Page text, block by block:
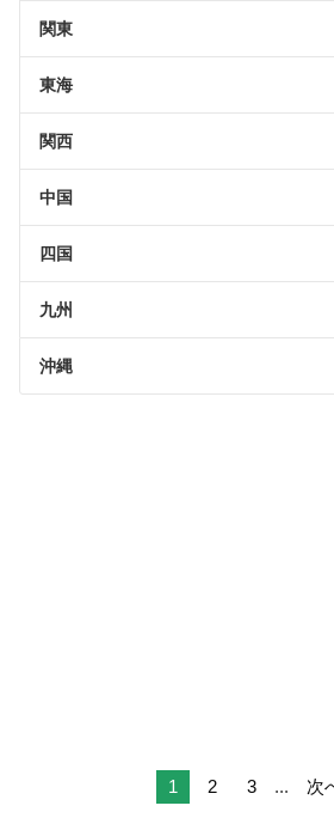
関東
東海
関西
中国
四国
九州
沖縄
1 2 3 ... 次